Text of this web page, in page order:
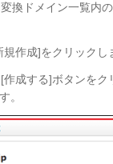
換ドメイン一覧内
作成]をクリックし
成する]ボタンをク
。